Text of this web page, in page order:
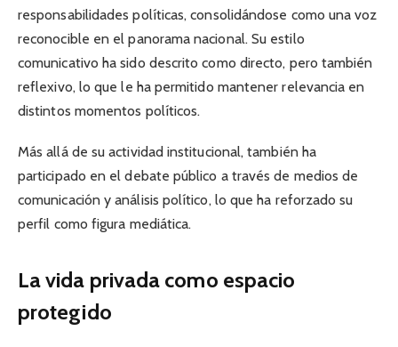
responsabilidades políticas, consolidándose como una voz
reconocible en el panorama nacional. Su estilo
comunicativo ha sido descrito como directo, pero también
reflexivo, lo que le ha permitido mantener relevancia en
distintos momentos políticos.
Más allá de su actividad institucional, también ha
participado en el debate público a través de medios de
comunicación y análisis político, lo que ha reforzado su
perfil como figura mediática.
La vida privada como espacio
protegido